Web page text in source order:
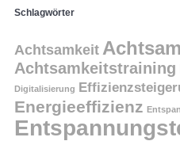
Schlagwörter
Achtsamkeit
Achtsamkeitstraining
Digitalisierung
Energieeffizienz